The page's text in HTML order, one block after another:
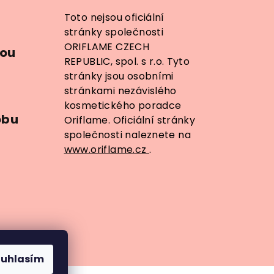
Toto nejsou oficiální
stránky společnosti
ORIFLAME CZECH
REPUBLIC, spol. s r.o. Tyto
stránky jsou osobními
stránkami nezávislého
kosmetického poradce
Oriflame. Oficiální stránky
společnosti naleznete na
www.oriflame.cz .